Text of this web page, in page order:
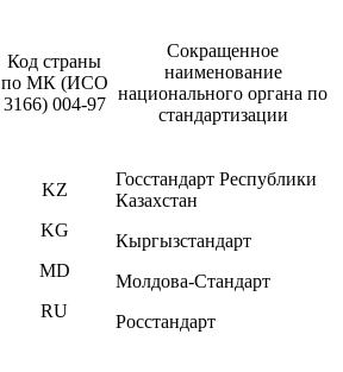
Код страны
по МК (ИСО
3166) 004-97
Сокращенное
наименование
национального органа по
стандартизации
KZ
KG
MD
RU
Госстандарт Республики
Казахстан
Кыргызстандарт
Молдова-Стандарт
Росстандарт